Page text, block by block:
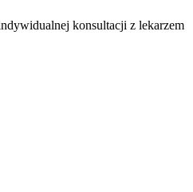
konsultacji z lekarzem